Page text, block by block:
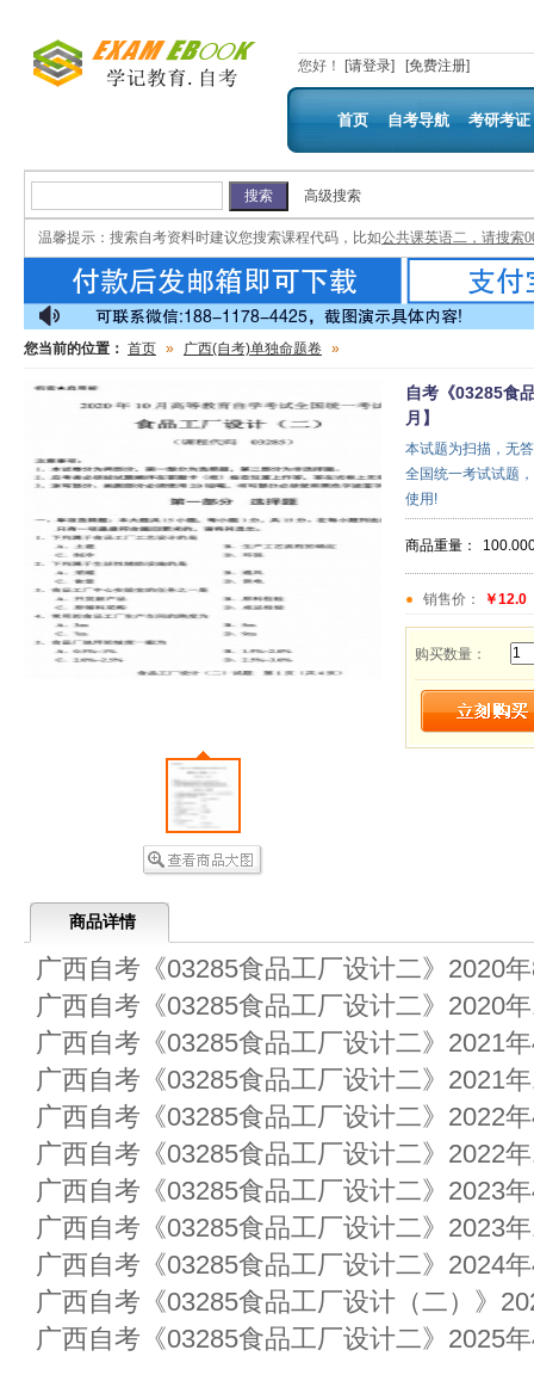
您好 ！ [请登录] [免费注册]
首页 自考导航 考研考证
高级搜索
温馨提示： 搜索自考资料时建议您搜索课程代码，比如公共课英语二，请搜索
您当前的位置： 首页 » 广西(自考)单独命题卷 »
自考《03285食
月】
本试题为扫描，无
全国统一考试试题
使用!
商品重量：
销售价： ￥12.0
购买数量：
商品详情
广西自考《03285食品工厂设计二》2020
广西自考《03285食品工厂设计二》2020
广西自考《03285食品工厂设计二》2021
广西自考《03285食品工厂设计二》2021
广西自考《03285食品工厂设计二》2022
广西自考《03285食品工厂设计二》2022
广西自考《03285食品工厂设计二》2023
广西自考《03285食品工厂设计二》2023
广西自考《03285食品工厂设计二》2024
广西自考《03285食品工厂设计（二）》
广西自考《03285食品工厂设计二》2025